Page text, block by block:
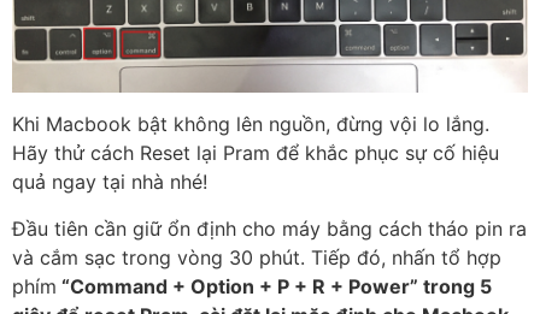
Khi Macbook bật không lên nguồn, đừng vội lo lắng.
Hãy thử cách Reset lại Pram để khắc phục sự cố hiệu
quả ngay tại nhà nhé!
Đầu tiên cần giữ ổn định cho máy bằng cách tháo pin ra
và cắm sạc trong vòng 30 phút. Tiếp đó, nhấn tổ hợp
phím “Command + Option + P + R + Power” trong 5